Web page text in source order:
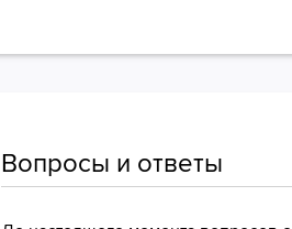
Вопросы и ответы